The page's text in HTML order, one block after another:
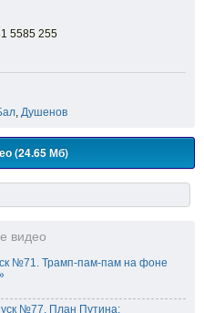
5585 255
, Душенов
(24.65 Мб)
видео
№71. Трамп-пам-пам на фоне
№77. План Путина: